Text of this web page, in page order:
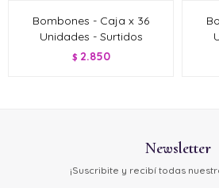
Bombones - Caja x 36
Unidades - Surtidos
$ 2.850
Newsletter
¡Suscribite y recibí todas